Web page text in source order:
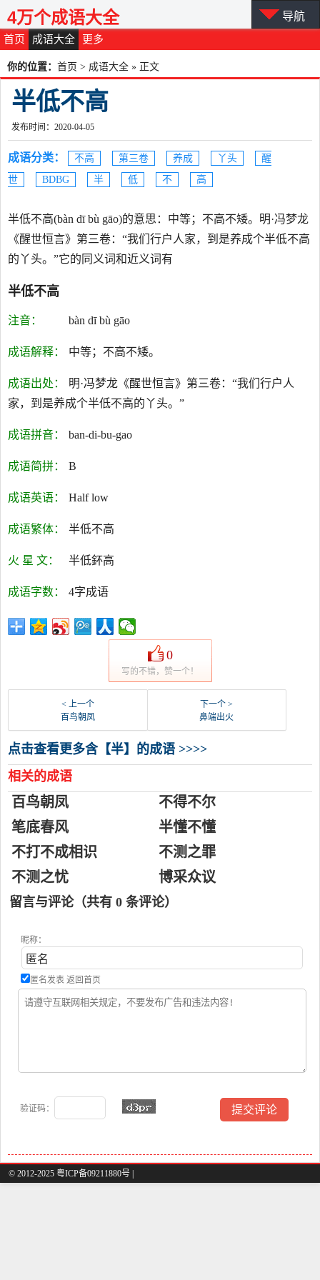
首页 成语大全 更多
4万个成语大全 导航
你的位置： 首页 > 成语大全 » 正文
半低不高
发布时间：2020-04-05
成语分类： 不高 第三卷 养成 丫头
醒
世
BDBG 半 低 不 高
半低不高(bàn dī bù gāo)的意思：中等；不高不矮。明·冯梦龙
《醒世恒言》第三卷：“我们行户人家，到是养成个半低不高
的丫头。”它的同义词和近义词有
半低不高
注音： bàn dī bù gāo
成语解释： 中等；不高不矮。
成语出处：
明·冯梦龙《醒世恒言》第三卷：“我们行户人
家，到是养成个半低不高的丫头。”
成语拼音： ban-di-bu-gao
成语简拼： B
成语英语： Half low
成语繁体： 半低不高
火 星 文： 半低鈈高
成语字数： 4字成语
0
写的不错，赞一个！
< 上一个
百鸟朝凤
下一个 >
鼻端出火
点击查看更多含【半】的成语 >>>>
相关的成语
百鸟朝凤
不得不尔
笔底春风
半懂不懂
不打不成相识
不测之罪
不测之忧
博采众议
留言与评论（共有 0 条评论）
昵称：
匿名发表 返回首页
验证码：
© 2012-2025 粤ICP备09211880号 |